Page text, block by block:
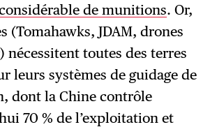
de munitions. Or,
(Tomahawks, JDAM, drones
nécessitent toutes des terres
leurs systèmes de guidage de
dont la Chine contrôle
70 % de l’exploitation et